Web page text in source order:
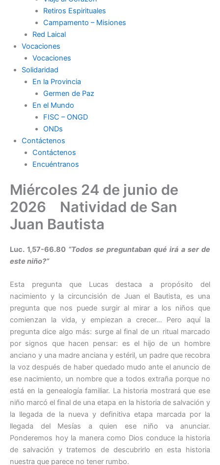
Retiros Espirituales
Campamento – Misiones
Red Laical
Vocaciones
Vocaciones
Solidaridad
En la Provincia
Germen de Paz
En el Mundo
FISC – ONGD
ONDs
Contáctenos
Contáctenos
Encuéntranos
Miércoles 24 de junio de
2026 Natividad de San
Juan Bautista
Luc. 1,57-66.80 “Todos se preguntaban qué irá a ser de
este niño?”
Esta pregunta que Lucas destaca a propósito del
nacimiento y la circuncisión de Juan el Bautista, es una
pregunta que nos puede surgir al mirar a los niños que
comienzan la vida, y empiezan a crecer… Pero aquí la
pregunta dice algo más: surge al final de un ritual marcado
por signos que hacen pensar: es el hijo de un hombre
anciano y una madre anciana y estéril, un padre que recobra
la voz después de haber quedado mudo ante el anuncio de
ese nacimiento, un nombre que a todos extraña porque no
está en la genealogía familiar. La historia mostrará que ese
niño marcó el final de una etapa en la historia de salvación y
la llegada de la nueva y definitiva etapa marcada por la
llegada del Mesías a quien ese niño va anunciar.
Ponderemos hoy la manera como Dios conduce la historia
de salvación y tratemos de descubrirlo en esta historia
nuestra que parece no tener rumbo.